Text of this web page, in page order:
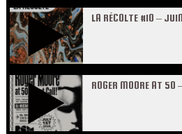
LA RÉCOLTE #10 –
ROGER MOORE AT